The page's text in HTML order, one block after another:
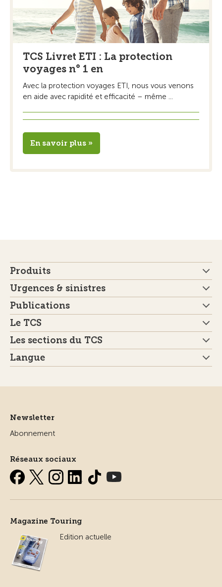
TCS Livret ETI : La protection
voyages n° 1 en
Avec la protection voyages ETI, nous vous venons
en aide avec rapidité et efficacité – même ...
En savoir plus »
Produits
Urgences & sinistres
Publications
Le TCS
Les sections du TCS
Langue
Newsletter
Abonnement
Réseaux sociaux
Magazine Touring
Edition actuelle